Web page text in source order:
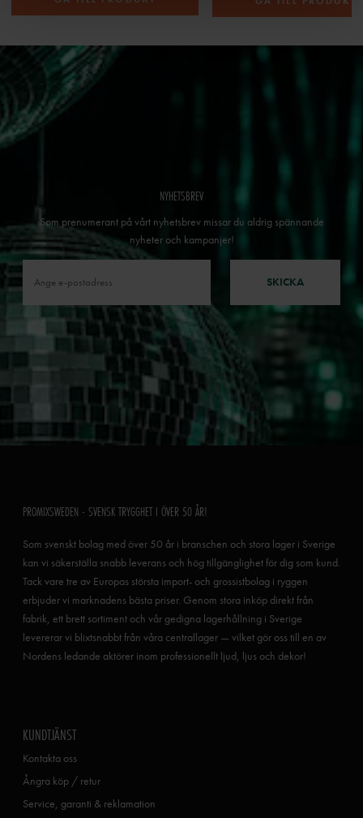
NYHETSBREV
Som prenumerant på vårt nyhetsbrev missar du aldrig spännande
nyheter och kampanjer!
SKICKA
PROMIXSWEDEN - SVENSK TRYGGHET I ÖVER 50 ÅR!
Som svenskt bolag med över 50 år i branschen och stora lager i Sverige
kan vi säkerställa snabb leverans och hög tillgänglighet för dig som kund.
Tack vare tre av Europas största import- och grossistbolag i ryggen
erbjuder vi marknadens bästa priser. Genom stora inköp direkt från
fabrik, ett brett sortiment och vår gedigna lagerhållning i Sverige
levererar vi blixtsnabbt från våra centrallager — vilket gör oss till en av
Nordens ledande aktörer inom professionellt ljud, ljus och dekor!
KUNDTJÄNST
Kontakta oss
Ångra köp / retur
Service, garanti & reklamation